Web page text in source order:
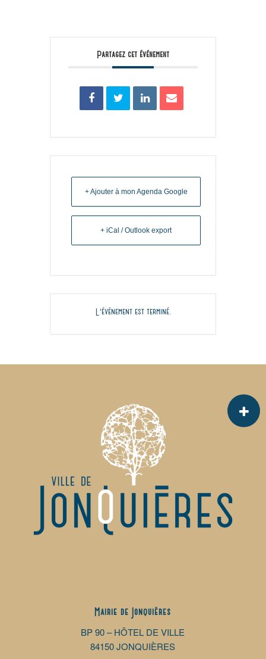
Partagez cet événement
+ Ajouter à mon Agenda Google
+ iCal / Outlook export
L'événement est terminé.
Mairie de Jonquières
BP 90 – HÔTEL DE VILLE
84150 JONQUIÈRES